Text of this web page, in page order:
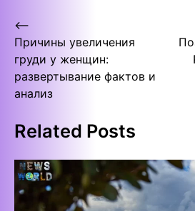
Post
navigation
⟵
Причины увеличения
груди у женщин:
развертывание фактов и
анализ
Related Posts